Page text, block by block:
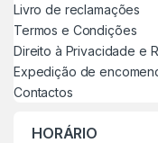
Livro de reclamações
Termos e Condições
Direito à Privacidade e
Expedição de
Contactos
HORÁRIO